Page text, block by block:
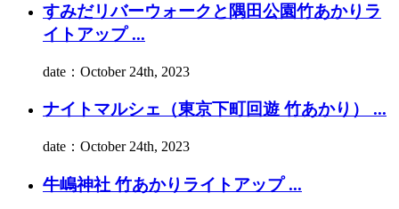
すみだリバーウォークと隅田公園竹あかりラ
イトアップ ...
date：October 24th, 2023
ナイトマルシェ（東京下町回遊 竹あかり） ...
date：October 24th, 2023
牛嶋神社 竹あかりライトアップ ...